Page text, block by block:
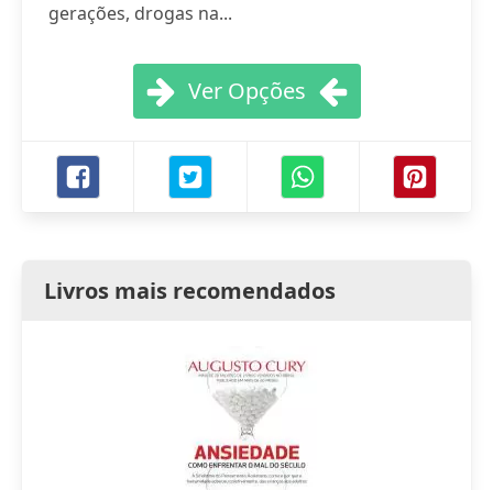
gerações, drogas na...
Ver Opções
Livros mais recomendados